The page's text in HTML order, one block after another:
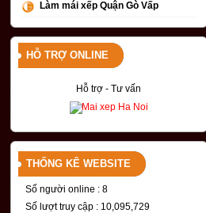
Làm mái xếp Quận Gò Vấp
HỖ TRỢ ONLINE
Hỗ trợ - Tư vấn
THỐNG KÊ WEBSITE
Số người online : 8
Số lượt truy cập : 10,095,729